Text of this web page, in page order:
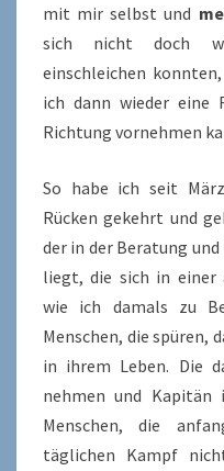
mit mir selbst und
sich nicht doch
einschleichen
ich dann wieder eine
Richtung vornehmen
So habe ich seit
Rücken gekehrt und
der in der Beratung
liegt, die sich in einer
wie ich damals zu
Menschen, die spüren,
in ihrem Leben. Die
nehmen und Kapitän
Menschen, die
täglichen Kampf